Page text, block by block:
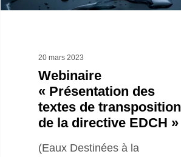
la
EDCH »20 mars 2023
Webinaire
« Présentation des
textes de transposition
de la directive EDCH »
(Eaux Destinées à la